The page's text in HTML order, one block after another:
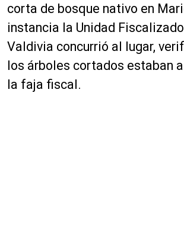
corta de bosque nativo en
instancia la Unidad
Valdivia concurrió al lugar,
los árboles cortados estaban
la faja fiscal.